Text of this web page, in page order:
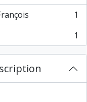
1
1